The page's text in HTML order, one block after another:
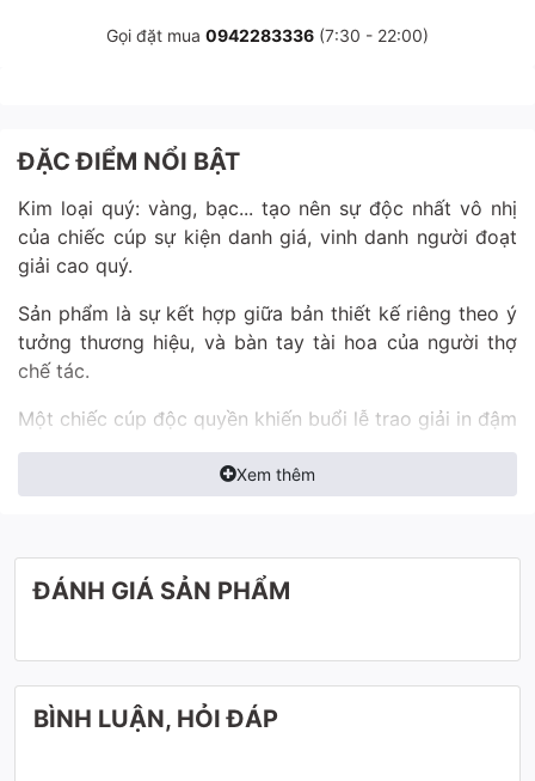
Gọi đặt mua 0942283336 (7:30 - 22:00)
ĐẶC ĐIỂM NỔI BẬT
Kim loại quý: vàng, bạc... tạo nên sự độc nhất vô nhị
của chiếc cúp sự kiện danh giá, vinh danh người đoạt
giải cao quý.
Sản phẩm là sự kết hợp giữa bản thiết kế riêng theo ý
tưởng thương hiệu, và bàn tay tài hoa của người thợ
chế tác.
Một chiếc cúp độc quyền khiến buổi lễ trao giải in đậm
dấu ấn trong tâm trí của khán giả, khoảnh khắc đáng
lưỡng.
Cúp Độc Quyền chuyên thiết kế, chế tác và sản xuất
các sự kiện vinh danh lớn.
Xem thêm
ĐÁNH GIÁ SẢN PHẨM
BÌNH LUẬN, HỎI ĐÁP